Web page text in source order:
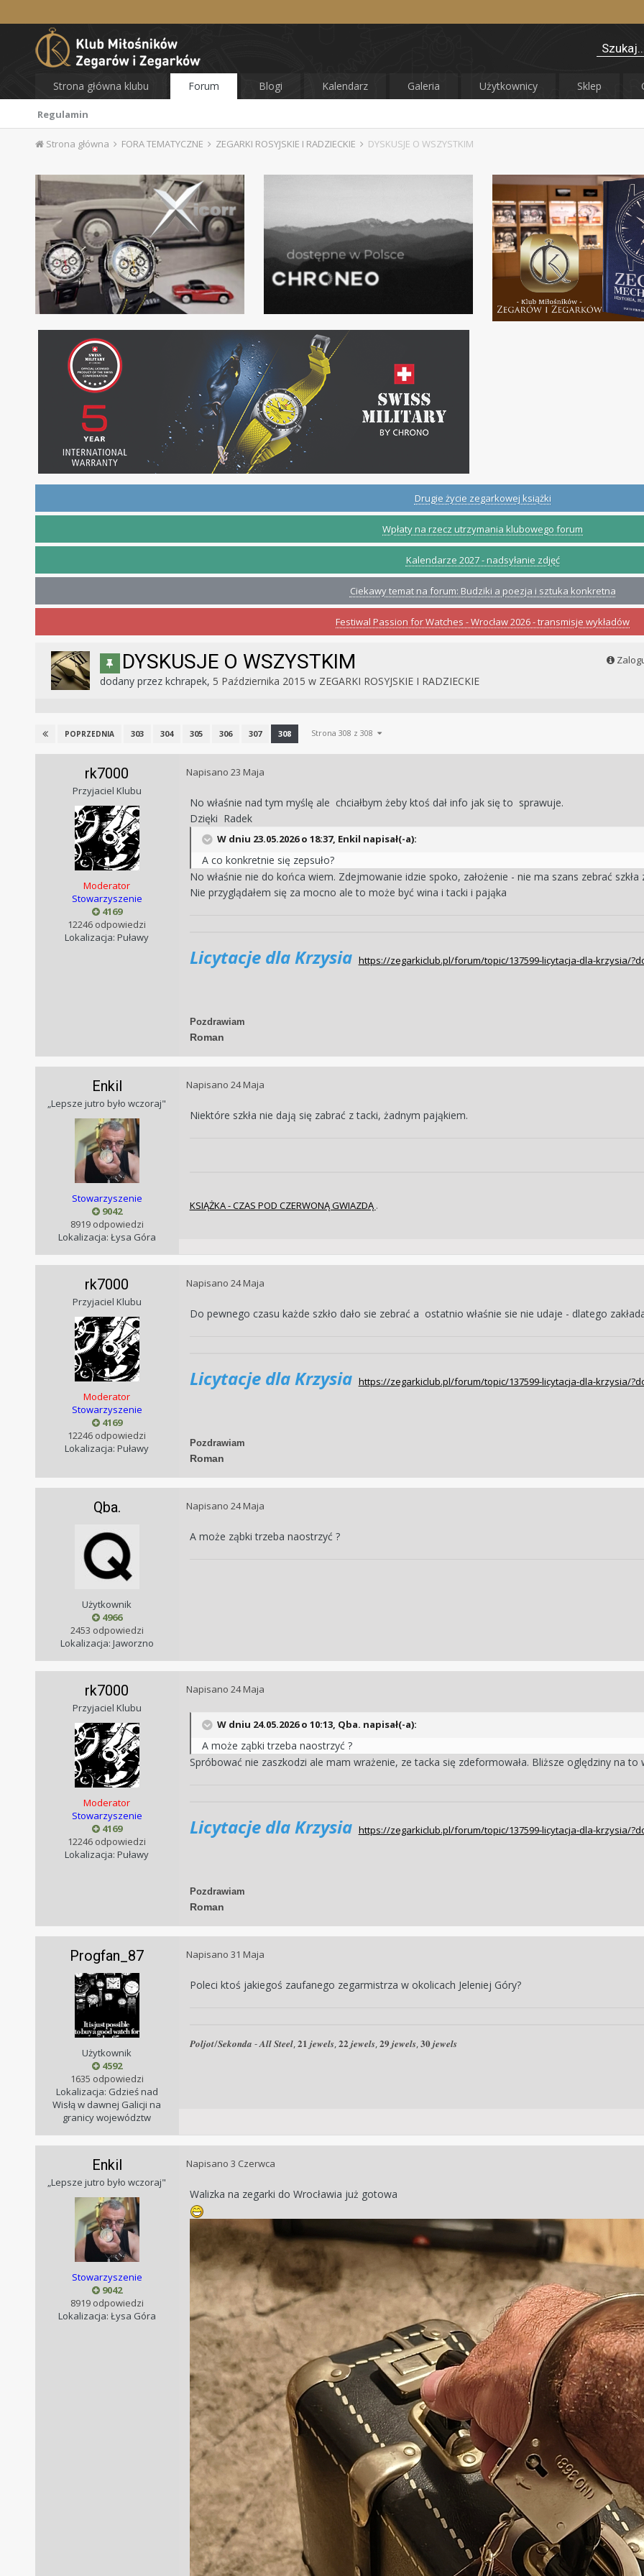
Strona główna klubu Forum
Regulamin
Blogi Kalendarz Galeria Użytkownicy Sklep
Strona główna FORA TEMATYCZNE ZEGARKI ROSYJSKIE I RADZIECKIE DYSKUSJE O WSZYSTKIM
Drugie życie zegarkowej książki
Wpłaty na rzecz utrzymania klubowego forum
Kalendarze 2027 - nadsyłanie zdjęć
Ciekawy temat na forum: Budziki a poezja i sztuka konkretna
Festiwal Passion for Watches - Wrocław 2026 - transmisje wykładów
DYSKUSJE O WSZYSTKIM
dodany przez kchrapek, 5 Października 2015 w ZEGARKI ROSYJSKIE I RADZIECKIE
POPRZEDNIA 303 304 305 306 307 308 Strona 308 z 308
rk7000
Przyjaciel Klubu
Moderator
Stowarzyszenie
4169
12246 odpowiedzi
Lokalizacja: Puławy
Napisano 23 Maja
No właśnie nad tym myślę ale chciałbym żeby ktoś dał info jak się to sprawuje.
Dzięki Radek
W dniu 23.05.2026 o 18:37, Enkil napisał(-a):
A co konkretnie się zepsuło?
No właśnie nie do końca wiem. Zdejmowanie idzie spoko, założenie - nie ma szans zebrać szkła
Nie przyglądałem się za mocno ale to może być wina i tacki i pająka
Licytacje dla Krzysia https://zegarkiclub.pl/forum/topic/137599-licytacja-dla-krzysia/
Pozdrawiam
Roman
Enkil
„Lepsze jutro było wczoraj"
Stowarzyszenie
9042
8919 odpowiedzi
Lokalizacja: Łysa Góra
Napisano 24 Maja
Niektóre szkła nie dają się zabrać z tacki, żadnym pająkiem.
KSIĄŻKA - CZAS POD CZERWONĄ GWIAZDĄ .
rk7000
Przyjaciel Klubu
Moderator
Stowarzyszenie
4169
12246 odpowiedzi
Lokalizacja: Puławy
Napisano 24 Maja
Do pewnego czasu każde szkło dało sie zebrać a ostatnio właśnie sie nie udaje - dlatego
Licytacje dla Krzysia https://zegarkiclub.pl/forum/topic/137599-licytacja-dla-krzysia/
Pozdrawiam
Roman
Qba.
Użytkownik
4966
2453 odpowiedzi
Lokalizacja: Jaworzno
Napisano 24 Maja
A może ząbki trzeba naostrzyć ?
rk7000
Przyjaciel Klubu
Moderator
Stowarzyszenie
4169
12246 odpowiedzi
Lokalizacja: Puławy
Napisano 24 Maja
W dniu 24.05.2026 o 10:13, Qba. napisał(-a):
A może ząbki trzeba naostrzyć ?
Spróbować nie zaszkodzi ale mam wrażenie, ze tacka się zdeformowała. Bliższe oględziny na to
Licytacje dla Krzysia https://zegarkiclub.pl/forum/topic/137599-licytacja-dla-krzysia/
Pozdrawiam
Roman
Progfan_87
Użytkownik
4592
1635 odpowiedzi
Lokalizacja: Gdzieś nad
Wisłą w dawnej Galicji na
granicy województw
Napisano 31 Maja
Poleci ktoś jakiegoś zaufanego zegarmistrza w okolicach Jeleniej Góry?
𝑷𝒐𝒍𝒋𝒐𝒕/𝑺𝒆𝒌𝒐𝒏𝒅𝒂 - 𝑨𝒍𝒍 𝑺𝒕𝒆𝒆𝒍, 𝟐𝟏 𝒋𝒆𝒘𝒆𝒍𝒔, 𝟐𝟐 𝒋𝒆𝒘𝒆𝒍𝒔, 𝟐𝟗 𝒋𝒆𝒘𝒆𝒍𝒔, 𝟑𝟎 𝒋𝒆𝒘𝒆𝒍𝒔
Enkil
„Lepsze jutro było wczoraj"
Stowarzyszenie
9042
8919 odpowiedzi
Lokalizacja: Łysa Góra
Napisano 3 Czerwca
Walizka na zegarki do Wrocławia już gotowa